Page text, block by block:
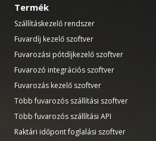
Termék
Szállításkezelő rendszer
Fuvardíj kezelő szoftver
Fuvarozási pótdíjkezelő szoftver
Fuvarozó integrációs szoftver
Fuvarozás kezelő szoftver
Több fuvarozós szállítási szoftver
Több fuvarozós szállítási API
Raktári időpont foglalási szoftver